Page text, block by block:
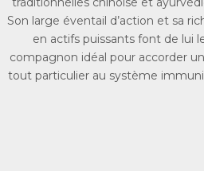
Son large éventail d’action et sa
en actifs puissants font de lui
compagnon idéal pour accorder
tout particulier au système